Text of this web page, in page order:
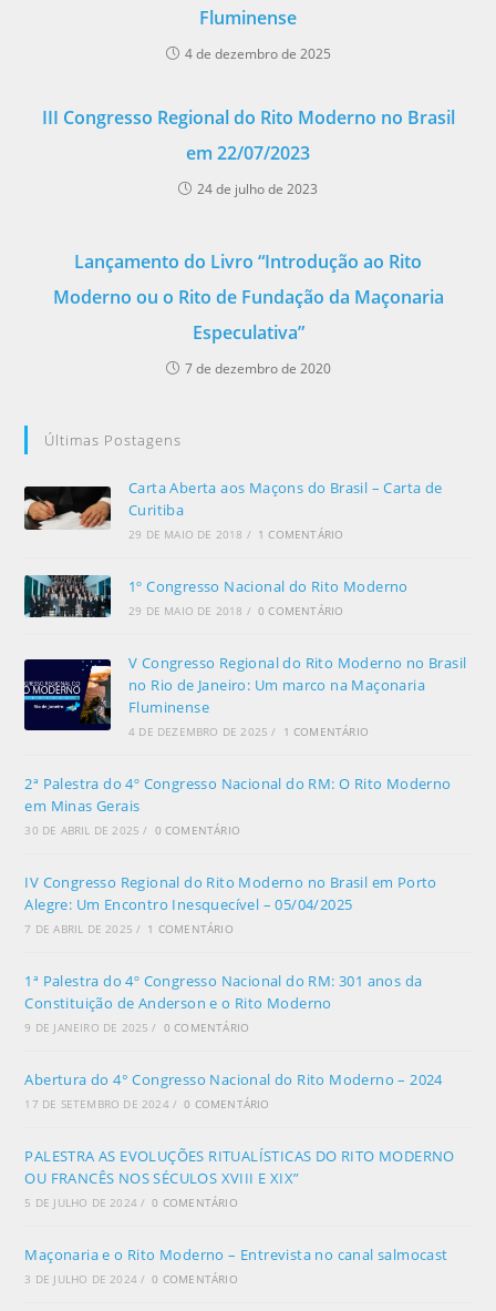
Fluminense
4 de dezembro de 2025
III Congresso Regional do Rito Moderno no Brasil
em 22/07/2023
24 de julho de 2023
Lançamento do Livro “Introdução ao Rito
Moderno ou o Rito de Fundação da Maçonaria
Especulativa”
7 de dezembro de 2020
Últimas Postagens
Carta Aberta aos Maçons do Brasil – Carta de
Curitiba
29 DE MAIO DE 2018 / 1 COMENTÁRIO
1º Congresso Nacional do Rito Moderno
29 DE MAIO DE 2018 / 0 COMENTÁRIO
V Congresso Regional do Rito Moderno no Brasil
no Rio de Janeiro: Um marco na Maçonaria
Fluminense
4 DE DEZEMBRO DE 2025 / 1 COMENTÁRIO
2ª Palestra do 4º Congresso Nacional do RM: O Rito Moderno
em Minas Gerais
30 DE ABRIL DE 2025 / 0 COMENTÁRIO
IV Congresso Regional do Rito Moderno no Brasil em Porto
Alegre: Um Encontro Inesquecível – 05/04/2025
7 DE ABRIL DE 2025 / 1 COMENTÁRIO
1ª Palestra do 4º Congresso Nacional do RM: 301 anos da
Constituição de Anderson e o Rito Moderno
9 DE JANEIRO DE 2025 / 0 COMENTÁRIO
Abertura do 4° Congresso Nacional do Rito Moderno – 2024
17 DE SETEMBRO DE 2024 / 0 COMENTÁRIO
PALESTRA AS EVOLUÇÕES RITUALÍSTICAS DO RITO MODERNO
OU FRANCÊS NOS SÉCULOS XVIII E XIX”
5 DE JULHO DE 2024 / 0 COMENTÁRIO
Maçonaria e o Rito Moderno – Entrevista no canal salmocast
3 DE JULHO DE 2024 / 0 COMENTÁRIO